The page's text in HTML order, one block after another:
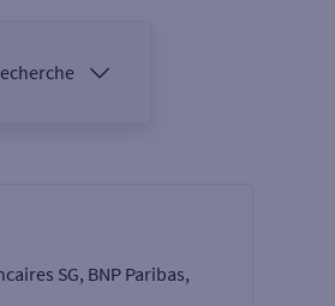
SG, BNP Paribas,